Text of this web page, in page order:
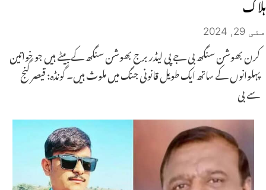
مئی 29, 2024
کرن بھوشن سنگھ بی جے پی لیڈر برج بھوشن سنگھ کے بیٹے ہیں جو خواتین
پہلوانوں کے ساتھ ایک طویل قانونی جنگ میں ملوث ہیں۔ گونڈہ: قیصر گنج
سے بی